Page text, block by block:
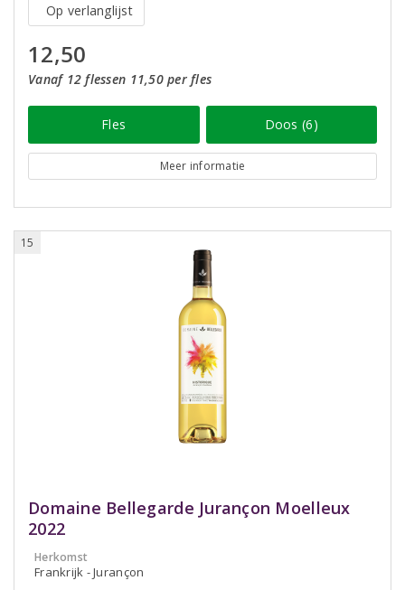
Op verlanglijst
12,50
Vanaf 12 flessen 11,50 per fles
Fles Doos (6)
Meer informatie
15
Domaine Bellegarde Jurançon Moelleux
2022
Herkomst
Frankrijk - Jurançon